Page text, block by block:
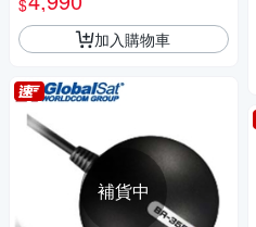
$
加入購物車
補貨中